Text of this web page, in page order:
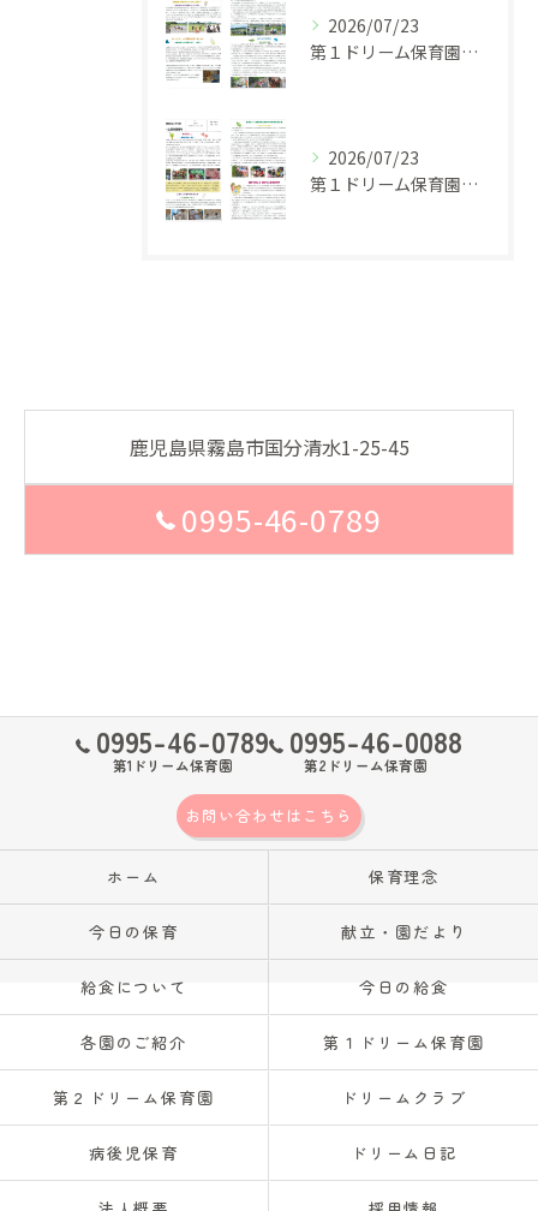
2026/07/23
第１ドリーム保育園園だより 令和８年５・６月号
2026/07/23
第１ドリーム保育園 園だより 令和８年４月号
鹿児島県霧島市国分清水1-25-45
0995-46-0789
0995-46-0789
第1ドリーム保育園
0995-46-0088
第2ドリーム保育園
お問い合わせはこちら
ホーム 保育理念
今日の保育 献立・園だより
給食について 今日の給食
各園のご紹介 第１ドリーム保育園
第２ドリーム保育園 ドリームクラブ
病後児保育 ドリーム日記